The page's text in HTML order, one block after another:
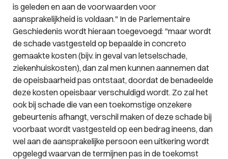
is geleden en aan de voorwaarden voor
aansprakelijkheid is voldaan." In de Parlementaire
Geschiedenis wordt hieraan toegevoegd: "maar wordt
de schade vastgesteld op bepaalde in concreto
gemaakte kosten (bijv. in geval van letselschade,
ziekenhuiskosten), dan zal men kunnen aannemen dat
de opeisbaarheid pas ontstaat, doordat de benadeelde
deze kosten opeisbaar verschuldigd wordt. Zo zal het
ook bij schade die van een toekomstige onzekere
gebeurtenis afhangt, verschil maken of deze schade bij
voorbaat wordt vastgesteld op een bedrag ineens, dan
wel aan de aansprakelijke persoon een uitkering wordt
opgelegd waarvan de termijnen pas in de toekomst